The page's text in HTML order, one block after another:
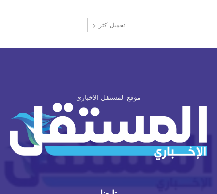
تحميل أكثر
موقع المستقل الاخباري